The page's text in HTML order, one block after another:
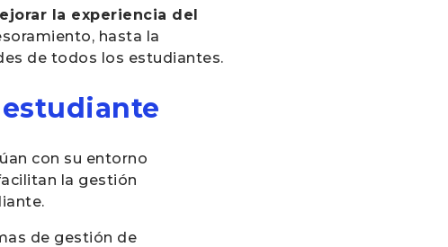
la experiencia del
hasta la
de todos los estudiantes.
con su entorno
la gestión
de gestión de